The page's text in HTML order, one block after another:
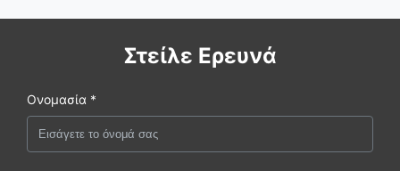
Στείλε Ερευνά
Ονομασία *